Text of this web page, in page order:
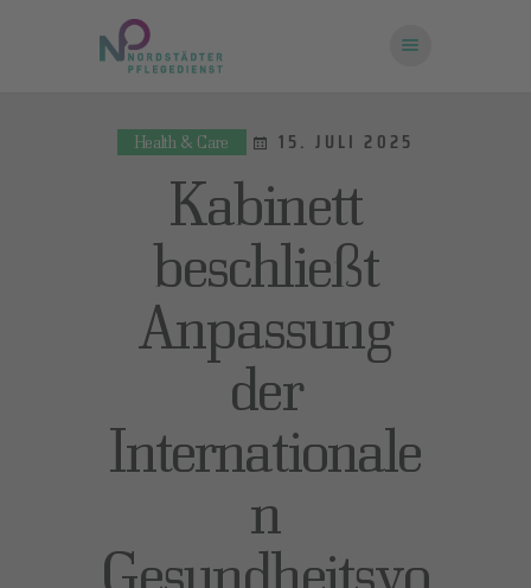
Health & Care 15. JULI 2025
Kabinett
beschließt
Anpassung
der
Internationale
n
Gesundheitsvo
ÜBER UNS
FRAGEN UND
ANTWORTEN
KONTAKT